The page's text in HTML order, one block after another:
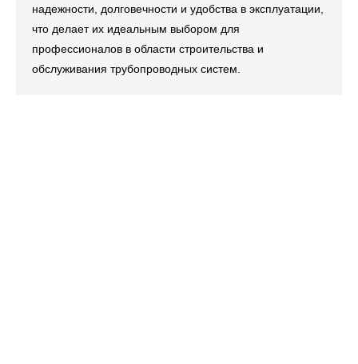
надежности, долговечности и удобства в эксплуатации,
что делает их идеальным выбором для
профессионалов в области строительства и
обслуживания трубопроводных систем.